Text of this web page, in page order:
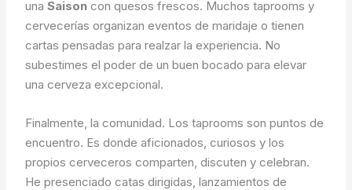
unaSaison con quesos frescos. Muchos taprooms y
cervecerías organizan eventos de maridaje o tienen
cartas pensadas para realzar la experiencia. No
subestimes el poder de un buen bocado para elevar
una cerveza excepcional.
Finalmente, la comunidad. Los taprooms son puntos de
encuentro. Es donde aficionados, curiosos y los
propios cerveceros comparten, discuten y celebran.
He presenciado catas dirigidas, lanzamientos de